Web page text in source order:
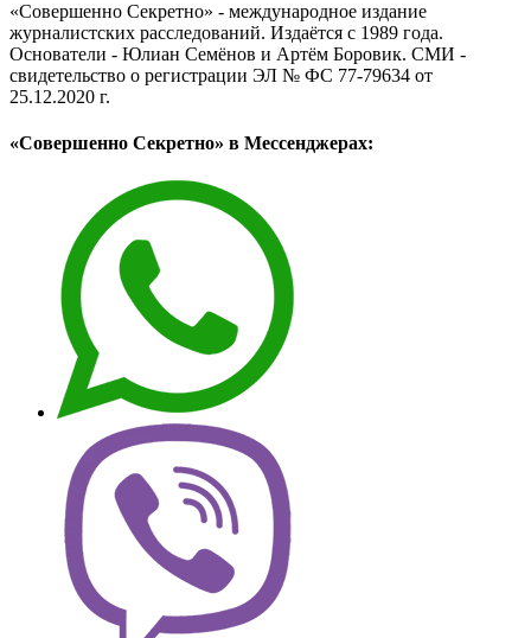
«Совершенно Секретно» - международное издание
журналистских расследований. Издаётся с 1989 года.
Основатели - Юлиан Семёнов и Артём Боровик. CМИ -
свидетельство о регистрации ЭЛ № ФС 77-79634 от
25.12.2020 г.
«Совершенно Секретно» в Мессенджерах: